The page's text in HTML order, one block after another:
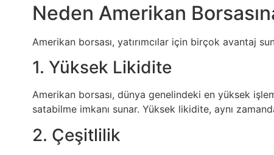
Neden Amerikan
Amerikan borsası, yatırımcılar için birçok avantaj
1. Yüksek Likidite
Amerikan borsası, dünya genelindeki en yüksek
satabilme imkanı sunar. Yüksek likidite, aynı
2. Çeşitlilik